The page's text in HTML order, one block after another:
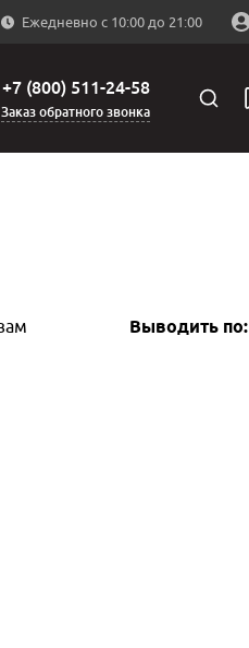
Ежедневно с 10:00 до 21:00
+7 (800) 511-24-58
Заказ обратного звонка
Выводить по: